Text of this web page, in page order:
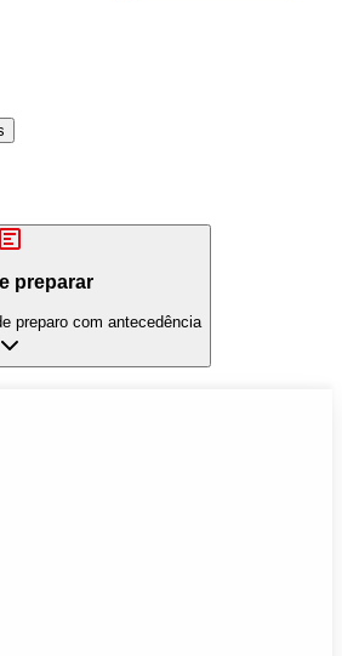
preparar
preparo com antecedência